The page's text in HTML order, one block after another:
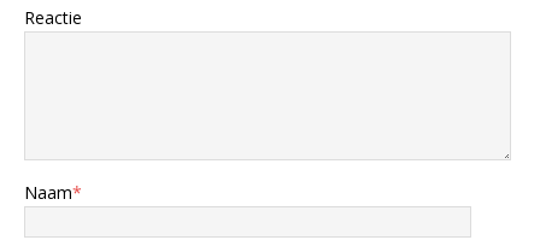
Reactie
Naam*